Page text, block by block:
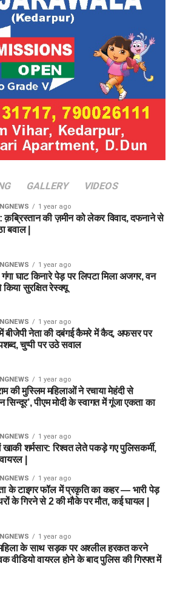
GALLERY VIDEOS
1 year ago
क़ब्रिस्तान की ज़मीन को लेकर विवाद, दफनाने से
बवाल |
1 year ago
गंगा घाट किनारे पेड़ पर लिपटा मिला अजगर, वन
किया सुरक्षित रेस्क्यू
1 year ago
में बीजेपी नेता की दबंगई कैमरे में कैद, अफसर पर
चुप्पी पर उठे सवाल
1 year ago
की मुस्लिम महिलाओं ने रचाया मेहंदी से
सिन्दूर’, पीएम मोदी के स्वागत में गूंजा एकता का
1 year ago
खाकी शर्मसार: रिश्वत लेते पकड़े गए पुलिसकर्मी,
|
1 year ago
के टाइगर फॉल में प्रकृति का कहर — भारी पेड़
के गिरने से 2 की मौके पर मौत, कई घायल |
1 year ago
के साथ सड़क पर अश्लील हरकत करने
वीडियो वायरल होने के बाद पुलिस की गिरफ्त में